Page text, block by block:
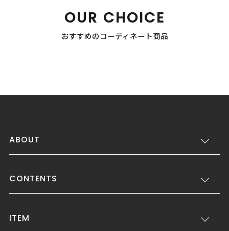
OUR CHOICE
おすすめのコーディネート商品
ABOUT
CONTENTS
ITEM